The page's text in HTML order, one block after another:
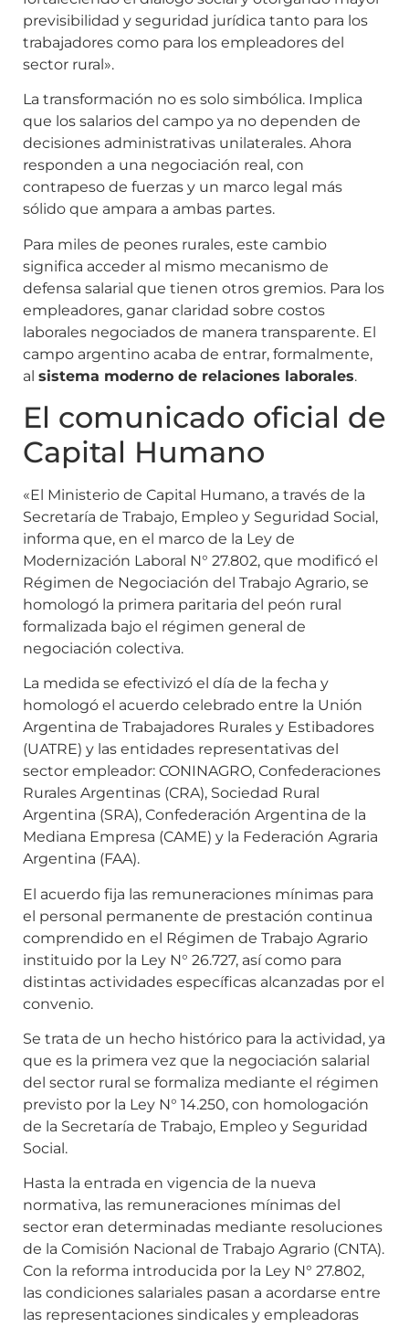
previsibilidad y seguridad jurídica tanto para los
trabajadores como para los empleadores del
sector rural».
La transformación no es solo simbólica. Implica
que los salarios del campo ya no dependen de
decisiones administrativas unilaterales. Ahora
responden a una negociación real, con
contrapeso de fuerzas y un marco legal más
sólido que ampara a ambas partes.
Para miles de peones rurales, este cambio
significa acceder al mismo mecanismo de
defensa salarial que tienen otros gremios. Para los
empleadores, ganar claridad sobre costos
laborales negociados de manera transparente. El
campo argentino acaba de entrar, formalmente,
al sistema moderno de relaciones laborales.
El comunicado oficial de
Capital Humano
«El Ministerio de Capital Humano, a través de la
Secretaría de Trabajo, Empleo y Seguridad Social,
informa que, en el marco de la Ley de
Modernización Laboral N° 27.802, que modificó el
Régimen de Negociación del Trabajo Agrario, se
homologó la primera paritaria del peón rural
formalizada bajo el régimen general de
negociación colectiva.
La medida se efectivizó el día de la fecha y
homologó el acuerdo celebrado entre la Unión
Argentina de Trabajadores Rurales y Estibadores
(UATRE) y las entidades representativas del
sector empleador: CONINAGRO, Confederaciones
Rurales Argentinas (CRA), Sociedad Rural
Argentina (SRA), Confederación Argentina de la
Mediana Empresa (CAME) y la Federación Agraria
Argentina (FAA).
El acuerdo fija las remuneraciones mínimas para
el personal permanente de prestación continua
comprendido en el Régimen de Trabajo Agrario
instituido por la Ley N° 26.727, así como para
distintas actividades específicas alcanzadas por el
convenio.
Se trata de un hecho histórico para la actividad, ya
que es la primera vez que la negociación salarial
del sector rural se formaliza mediante el régimen
previsto por la Ley N° 14.250, con homologación
de la Secretaría de Trabajo, Empleo y Seguridad
Social.
Hasta la entrada en vigencia de la nueva
normativa, las remuneraciones mínimas del
sector eran determinadas mediante resoluciones
de la Comisión Nacional de Trabajo Agrario (CNTA).
Con la reforma introducida por la Ley N° 27.802,
las condiciones salariales pasan a acordarse entre
las representaciones sindicales y empleadoras